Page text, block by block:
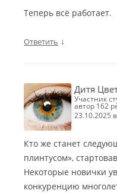
Теперь всё работает.
Ответить ↓
Дитя
участник студии La Condomina Entertainment,
автор 162
23.10.2025
Кто же станет
плинтусом»,
Некоторые новички
конкуренцию